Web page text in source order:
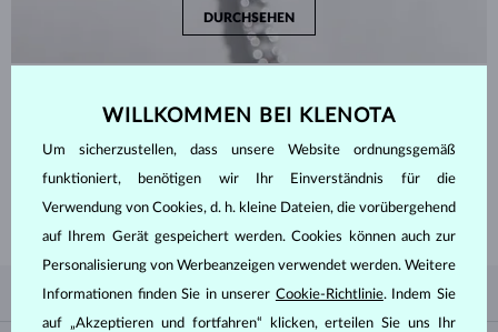
DURCHSEHEN
Lassen Sie sich von unseren beliebtesten Designs inspirieren. Unsere
Handwerk und raffiniertes Design.
NACH BELIEBTHEIT 1/1 FILTER
WILLKOMMEN BEI KLENOTA
Um sicherzustellen, dass unsere Website ordnungsgemäß
funktioniert, benötigen wir Ihr Einverständnis für die
Verwendung von Cookies, d. h. kleine Dateien, die vorübergehend
auf Ihrem Gerät gespeichert werden. Cookies können auch zur
Personalisierung von Werbeanzeigen verwendet werden. Weitere
Informationen finden Sie in unserer Cookie-Richtlinie. Indem Sie
auf „Akzeptieren und fortfahren“ klicken, erteilen Sie uns Ihr